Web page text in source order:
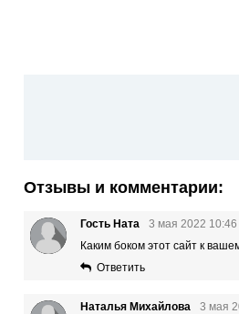
Отзывы и комментарии:
Гость Ната
3 мая 2022 10:46
Каким боком этот сайт к
Ответить
Наталья Михайлова
3 мая